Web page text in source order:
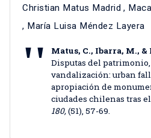
Christian Matus Madrid ,
, María Luisa Méndez Layera
Matus, C., Ibarra, M.,
Disputas del patrimonio,
vandalización: urban
apropiación de
ciudades chilenas tras
180,(51), 57-69.